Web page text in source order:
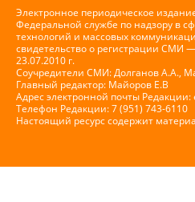
Электронное периодическое
Федеральной службе по надзору в
технологий и массовых
свидетельство о регистрации СМИ
23.07.2010 г.
Соучредители СМИ: Долганов А.А.,
Главный редактор: Майоров Е.В
Адрес электронной почты Редакции:
Телефон Редакции: 7 (951) 743-6110
Настоящий ресурс содержит